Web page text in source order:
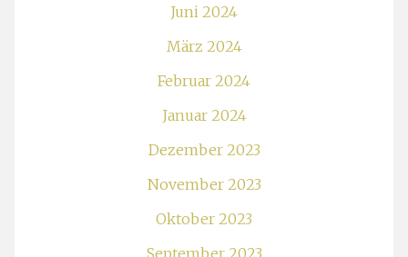
Juni 2024
März 2024
Februar 2024
Januar 2024
Dezember 2023
November 2023
Oktober 2023
September 2023